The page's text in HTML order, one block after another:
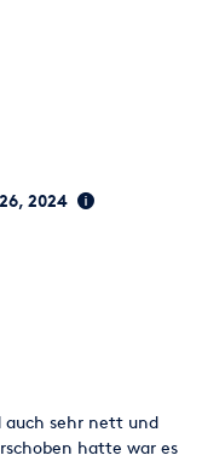
2024
auch sehr nett und
hatte war es